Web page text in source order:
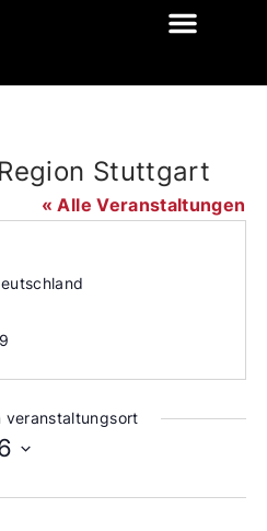
Region Stuttgart
« Alle Veranstaltungen
veranstaltungsort